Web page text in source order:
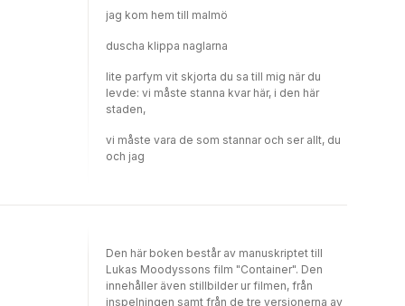
irriterande intressant, ingen färdig
psykfallsstudie." Arbetarbladet "Moodysson
är kunnig och vet hur man skapar spänning,
material och väjer inte för att gestalta sin
huvudperson som förarglig eller rent ut sagt
ondskefull." Svenska Dagbladet
jag kom hem till malmö
duscha klippa naglarna
lite parfym vit skjorta du sa till mig när du
levde: vi måste stanna kvar här, i den här
staden,
vi måste vara de som stannar och ser allt, du
och jag
Den här boken består av manuskriptet till
Lukas Moodyssons film "Container". Den
innehåller även stillbilder ur filmen, från
inspelningen samt från de tre versionerna av